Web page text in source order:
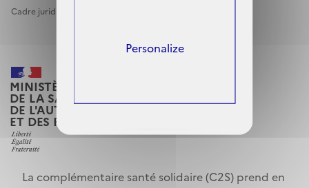
Personalize
Cadre juridique
MINISTÈRE
DE LA SANTÉ, DES FAMILLES,
DE L'AUTONOMIE
ET DES PERSONNES HANDICAPÉES
La complémentaire santé solidaire (C2S) prend en